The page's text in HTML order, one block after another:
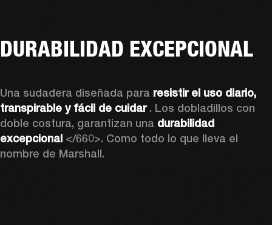
DURABILIDAD EXCEPCIONAL
Una sudadera diseñada para resistir el uso diario,
transpirable y fácil de cuidar . Los dobladillos con
doble costura, garantizan una durabilidad
excepcional </660>. Como todo lo que lleva el
nombre de Marshall.